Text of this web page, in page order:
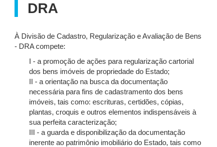
DRA
À Divisão de Cadastro, Regularização e Avaliação de Bens
- DRA compete:
I - a promoção de ações para regularização cartorial
dos bens imóveis de propriedade do Estado;
II - a orientação na busca da documentação
necessária para fins de cadastramento dos bens
imóveis, tais como: escrituras, certidões, cópias,
plantas, croquis e outros elementos indispensáveis à
sua perfeita caracterização;
III - a guarda e disponibilização da documentação
inerente ao patrimônio imobiliário do Estado, tais como